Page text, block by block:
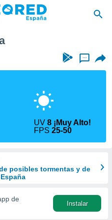
...
UV8 ¡Muy Alto!
FPS25-50
posibles tormentas y de
de
Instalar